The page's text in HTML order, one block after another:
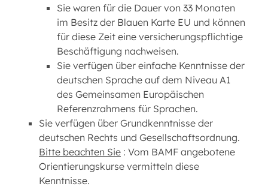
Sie waren für die Dauer von 33 Monaten
im Besitz der Blauen Karte EU und können
für diese Zeit eine versicherungspflichtige
Beschäftigung nachweisen.
Sie verfügen über einfache Kenntnisse der
deutschen Sprache auf dem Niveau A1
des Gemeinsamen Europäischen
Referenzrahmens für Sprachen.
Sie verfügen über Grundkenntnisse der
deutschen Rechts und Gesellschaftsordnung.
Bitte beachten Sie : Vom BAMF angebotene
Orientierungskurse vermitteln diese
Kenntnisse.